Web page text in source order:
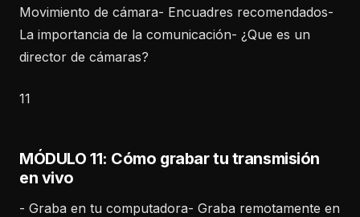
Movimiento de cámara- Encuadres recomendados-
La importancia de la comunicación- ¿Que es un
director de cámaras?
11
MÓDULO 11: Cómo grabar tu transmisión
en vivo
- Graba en tu computadora- Graba remotamente en